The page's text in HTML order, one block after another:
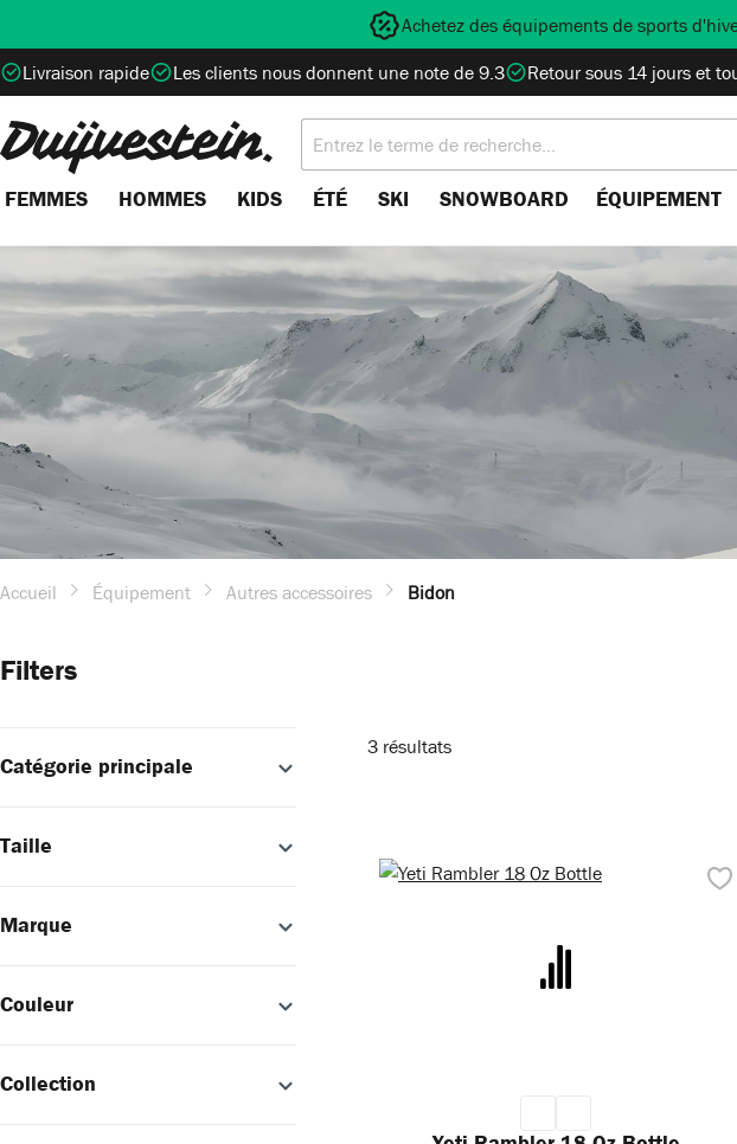
Achetez des équipements de sports
Livraison rapide Les clients nous donnent une note de 9.3 Retour sous 14 jours et
FEMMES HOMMES KIDS ÉTÉ SKI SNOWBOARD ÉQUIPEMENT
Accueil Équipement Autres accessoires Bidon
Filters
Catégorie principale
Taille
Marque
Couleur
Collection
3 résultats